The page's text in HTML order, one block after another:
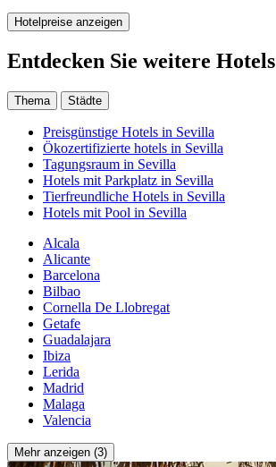
Hotelpreise anzeigen
Entdecken Sie weitere Hotels
Thema Städte
Preisgünstige Hotels in Sevilla
Ökozertifizierte hotels in Sevilla
Tagungsraum in Sevilla
Hotels mit Parkplatz in Sevilla
Tierfreundliche Hotels in Sevilla
Hotels mit Pool in Sevilla
Alcala
Alicante
Barcelona
Bilbao
Cornella De Llobregat
Getafe
Guadalajara
Ibiza
Lerida
Madrid
Malaga
Valencia
Mehr anzeigen (3)